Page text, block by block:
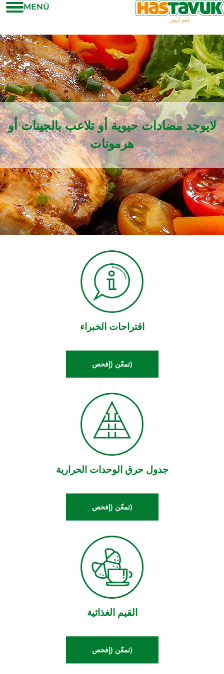
MENÜ
لايوجد مضادات حيوية أو تلاعب بالجينات أو
هرمونات
اقتراحات الخبراء
(تمعّن (إفحص
جدول حرق الوحدات الحرارية
(تمعّن (إفحص
القيم الغذائية
(تمعّن (إفحص